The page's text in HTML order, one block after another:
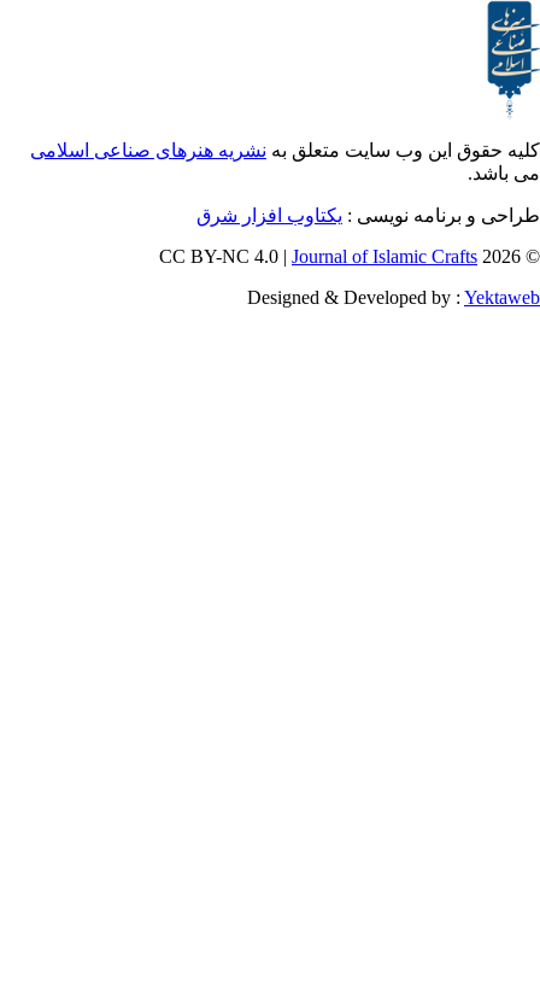
این وب سایت متعلق بهنشریه هنرهای صناعی اسلامی
نویسی : یکتاوب افزار شرق
Journal of Islamic
Designed & Developed by :